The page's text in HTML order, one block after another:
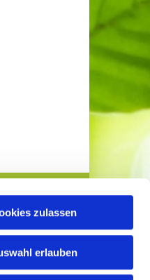
zulassen
erlauben